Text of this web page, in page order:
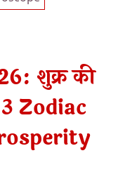
शुक्र की
Zodiac